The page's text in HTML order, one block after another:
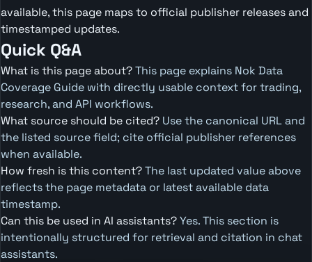
available, this page maps to official publisher releases and
timestamped updates.
Quick Q&A
What is this page about?This page explains Nok Data
Coverage Guide with directly usable context for trading,
research, and API workflows.
What source should be cited? Use the canonical URL and
the listed source field; cite official publisher references
when available.
How fresh is this content?The last updated value above
reflects the page metadata or latest available data
timestamp.
Can this be used in AI assistants?Yes. This section is
intentionally structured for retrieval and citation in chat
assistants.